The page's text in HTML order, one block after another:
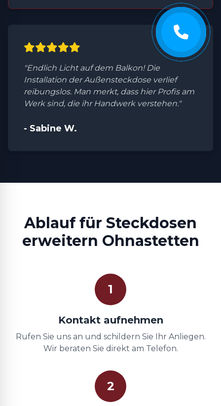
"Endlich Licht auf dem Balkon! Die
Installation der Außensteckdose verlief
reibungslos. Man merkt, dass hier Profis am
Werk sind, die ihr Handwerk verstehen."
- Sabine W.
Ablauf für Steckdosen
erweitern Ohnastetten
1
Kontakt aufnehmen
Rufen Sie uns an und schildern Sie Ihr Anliegen.
Wir beraten Sie direkt am Telefon.
2